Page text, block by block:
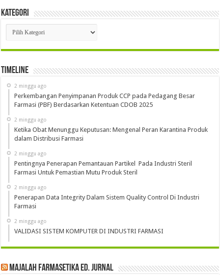
Kategori
Kategori
Timeline
2 minggu ago
Perkembangan Penyimpanan Produk CCP pada Pedagang Besar
Farmasi (PBF) Berdasarkan Ketentuan CDOB 2025
2 minggu ago
Ketika Obat Menunggu Keputusan: Mengenal Peran Karantina Produk
dalam Distribusi Farmasi
2 minggu ago
Pentingnya Penerapan Pemantauan Partikel Pada Industri Steril
Farmasi Untuk Pemastian Mutu Produk Steril
2 minggu ago
Penerapan Data Integrity Dalam Sistem Quality Control Di Industri
Farmasi
2 minggu ago
VALIDASI SISTEM KOMPUTER DI INDUSTRI FARMASI
Majalah Farmasetika Ed. Jurnal